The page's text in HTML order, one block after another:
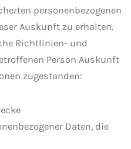
personenbezogenen
Auskunft zu erhalten.
Richtlinien- und
Person Auskunft
zugestanden:
Daten, die